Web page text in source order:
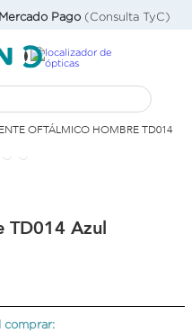
Pago(Consulta TyC)
OFTÁLMICO HOMBRE TD014
TD014 Azul
comprar: